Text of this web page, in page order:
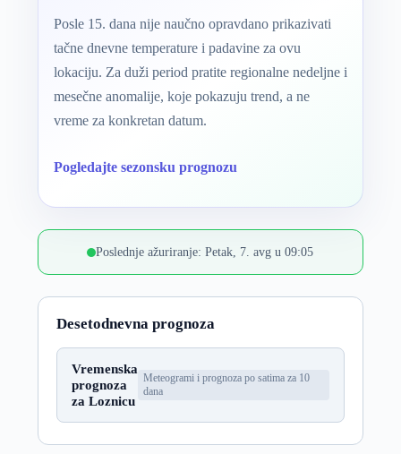
Posle 15. dana nije naučno opravdano prikazivati
tačne dnevne temperature i padavine za ovu
lokaciju. Za duži period pratite regionalne nedeljne i
mesečne anomalije, koje pokazuju trend, a ne
vreme za konkretan datum.
Pogledajte sezonsku prognozu
Poslednje ažuriranje: Petak, 7. avg u 09:05
Desetodnevna prognoza
Vremenska
prognoza
za Loznicu
Meteogrami i prognoza po satima za 10
dana